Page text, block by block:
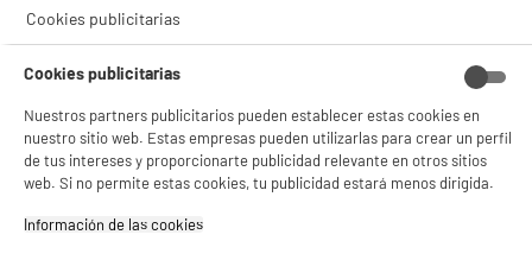
compare_product
88
ELECTROCHOLLOS
Cookies publicitarias
Cookies publicitarias
Nuestros partners publicitarios pueden establecer estas cookies en
nuestro sitio web. Estas empresas pueden utilizarlas para crear un perfil
de tus intereses y proporcionarte publicidad relevante en otros sitios
web. Si no permite estas cookies, tu publicidad estará menos dirigida.
Información de las cookies‎